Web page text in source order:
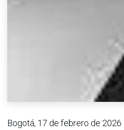
Bogotá, 17 de febrero de